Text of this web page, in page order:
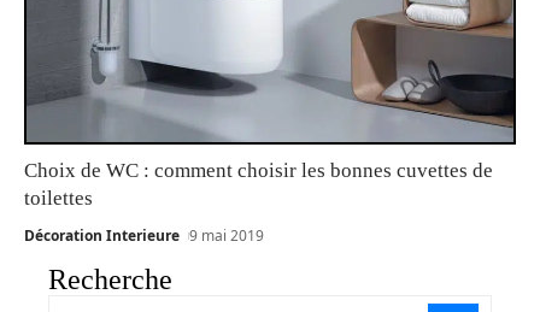
Choix de WC : comment choisir les bonnes cuvettes de
toilettes
Décoration Interieure 9 mai 2019
Recherche